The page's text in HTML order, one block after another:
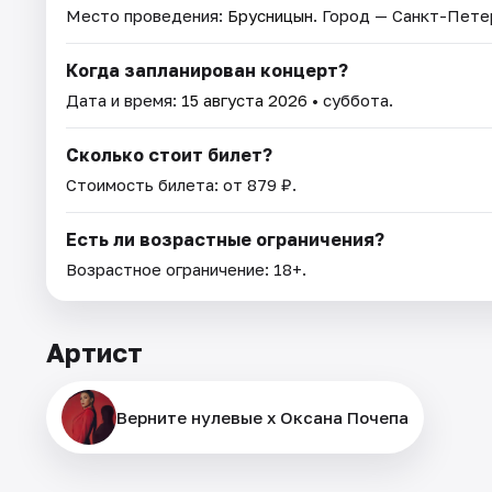
Место проведения: Брусницын. Город — Санкт-
Когда запланирован концерт?
Дата и время: 15 августа 2026 • суббота.
Сколько стоит билет?
Стоимость билета: от 879 ₽.
Есть ли возрастные ограничения?
Возрастное ограничение: 18+.
Артист
Верните нулевые х Оксана Почепа